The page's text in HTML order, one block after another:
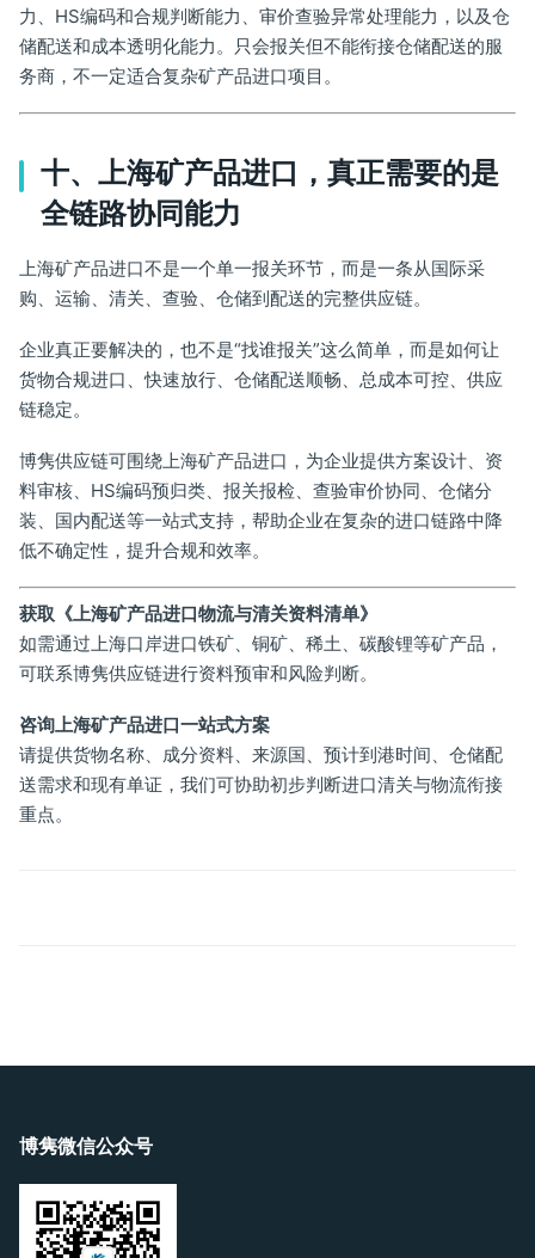
力、HS编码和合规判断能力、审价查验异常处理能力，以及仓
储配送和成本透明化能力。只会报关但不能衔接仓储配送的服
务商，不一定适合复杂矿产品进口项目。
十、上海矿产品进口，真正需要的是
全链路协同能力
上海矿产品进口不是一个单一报关环节，而是一条从国际采
购、运输、清关、查验、仓储到配送的完整供应链。
企业真正要解决的，也不是“找谁报关”这么简单，而是如何让
货物合规进口、快速放行、仓储配送顺畅、总成本可控、供应
链稳定。
博隽供应链可围绕上海矿产品进口，为企业提供方案设计、资
料审核、HS编码预归类、报关报检、查验审价协同、仓储分
装、国内配送等一站式支持，帮助企业在复杂的进口链路中降
低不确定性，提升合规和效率。
获取《上海矿产品进口物流与清关资料清单》
如需通过上海口岸进口铁矿、铜矿、稀土、碳酸锂等矿产品，
可联系博隽供应链进行资料预审和风险判断。
咨询上海矿产品进口一站式方案
请提供货物名称、成分资料、来源国、预计到港时间、仓储配
送需求和现有单证，我们可协助初步判断进口清关与物流衔接
重点。
博隽微信公众号